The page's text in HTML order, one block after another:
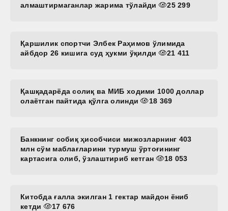
алмаштирмаганлар жарима тўлайди
25 299
Қаршилик спортчи Элбек Раҳимов ўлимида
айбдор 26 кишига суд ҳукми ўқилди
21 411
Қашқадарёда солиқ ва МИБ ходими 1000 доллар
олаётган пайтида қўлга олинди
18 369
Банкнинг собиқ ҳисобчиси мижозларнинг 403
млн сўм маблағларини турмуш ўртоғининг
картасига олиб, ўзлаштириб кетган
18 053
Китобда ғалла экилган 1 гектар майдон ёниб
кетди
17 676